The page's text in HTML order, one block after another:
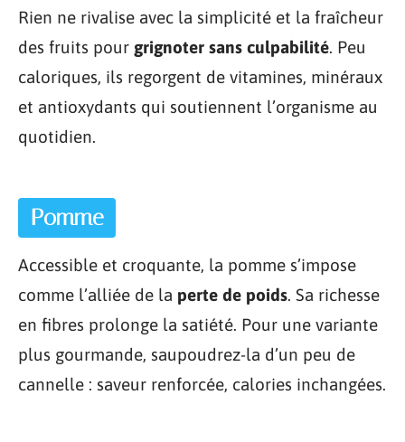
Rien ne rivalise avec la simplicité et la fraîcheur
des fruits pour grignoter sans culpabilité. Peu
caloriques, ils regorgent de vitamines, minéraux
et antioxydants qui soutiennent l’organisme au
quotidien.
Pomme
Accessible et croquante, la pomme s’impose
comme l’alliée de la perte de poids. Sa richesse
en fibres prolonge la satiété. Pour une variante
plus gourmande, saupoudrez-la d’un peu de
cannelle : saveur renforcée, calories inchangées.